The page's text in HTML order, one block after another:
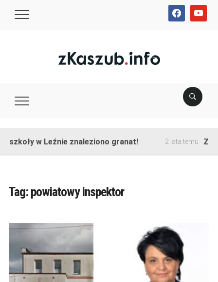
facebookyoutube
szkoły w Leźnie znaleziono granat! 2 lata temu
Tag: powiatowy inspektor